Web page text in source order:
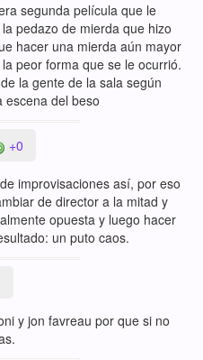
segunda película que le
pedazo de mierda que hizo
hacer una mierda aún mayor
peor forma que se le ocurrió.
la gente de la sala según
escena del beso
+0
improvisaciones así, por eso
de director a la mitad y
opuesta y luego hacer
un puto caos.
y jon favreau por que si no